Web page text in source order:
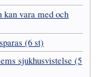
kan vara med och
(6 st)
sjukhus­vistelse (5